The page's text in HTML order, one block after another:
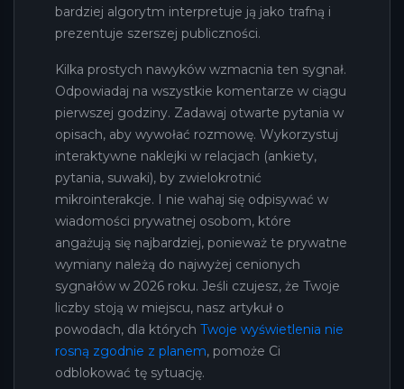
bardziej algorytm interpretuje ją jako trafną i
prezentuje szerszej publiczności.
Kilka prostych nawyków wzmacnia ten sygnał.
Odpowiadaj na wszystkie komentarze w ciągu
pierwszej godziny. Zadawaj otwarte pytania w
opisach, aby wywołać rozmowę. Wykorzystuj
interaktywne naklejki w relacjach (ankiety,
pytania, suwaki), by zwielokrotnić
mikrointerakcje. I nie wahaj się odpisywać w
wiadomości prywatnej osobom, które
angażują się najbardziej, ponieważ te prywatne
wymiany należą do najwyżej cenionych
sygnałów w 2026 roku. Jeśli czujesz, że Twoje
liczby stoją w miejscu, nasz artykuł o
powodach, dla których Twoje wyświetlenia nie
rosną zgodnie z planem, pomoże Ci
odblokować tę sytuację.